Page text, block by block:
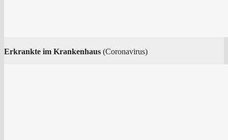
Erkrank­te im Kran­ken­haus (Coro­na­vi­rus)